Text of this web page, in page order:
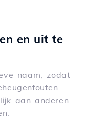
en uit te
naam, zodat
aan anderen